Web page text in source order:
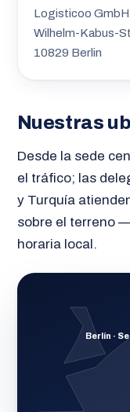
Logisticoo GmbH
Wilhelm-Kabus-
10829 Berlin
Nuestras
Desde la sede
el tráfico; las
y Turquía
sobre el terreno
horaria local.
Berlín ·